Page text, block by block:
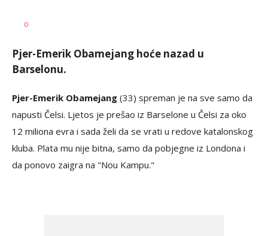
AUTOR
0
Pjer-Emerik Obamejang hoće nazad u
Barselonu.
Pjer-Emerik Obamejang (33) spreman je na sve samo da
napusti Čelsi. Ljetos je prešao iz Barselone u Čelsi za oko
12 miliona evra i sada želi da se vrati u redove katalonskog
kluba. Plata mu nije bitna, samo da pobjegne iz Londona i
da ponovo zaigra na "Nou Kampu."